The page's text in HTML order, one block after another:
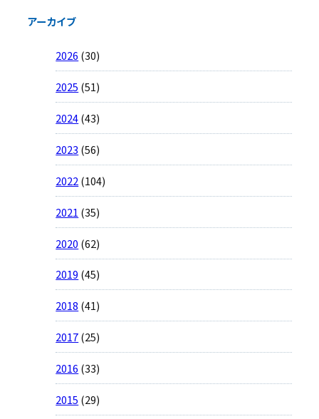
アーカイブ
2026 (30)
2025 (51)
2024(43)
2023 (56)
2022(104)
2021 (35)
2020 (62)
2019 (45)
2018 (41)
2017(25)
2016 (33)
2015 (29)